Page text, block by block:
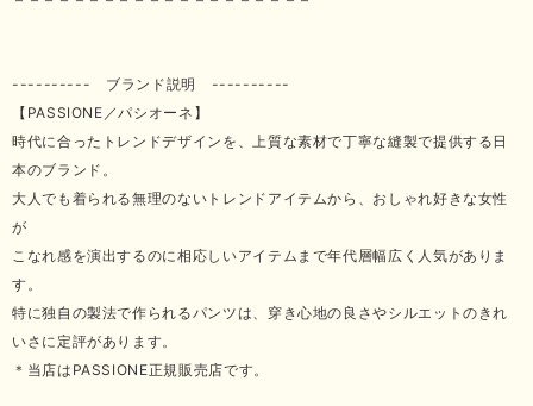
---------- ブランド説明 ----------
【PASSIONE／パシオーネ】
時代に合ったトレンドデザインを、上質な素材で丁寧な縫製で提供する日
本のブランド。
大人でも着られる無理のないトレンドアイテムから、おしゃれ好きな女性
が
こなれ感を演出するのに相応しいアイテムまで年代層幅広く人気がありま
す。
特に独自の製法で作られるパンツは、穿き心地の良さやシルエットのきれ
いさに定評があります。
＊当店はPASSIONE正規販売店です。